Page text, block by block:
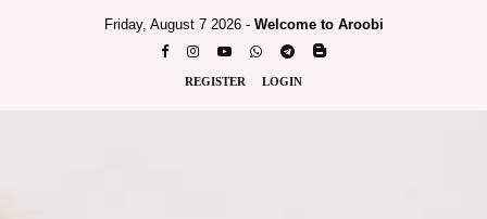
Friday, August 7 2026 - Welcome to Aroobi
REGISTER LOGIN